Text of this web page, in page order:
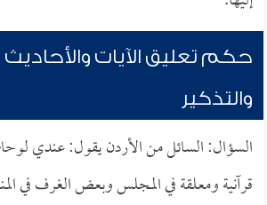
حكم تعليق الآيات والأحاديث
والتذكير
السؤال: السائل من الأردن يقول: عندي
قرآنية ومعلقة في المجلس وبعض الغرف في